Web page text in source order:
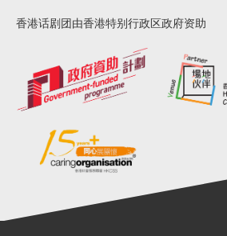
香港话剧团由香港特别行政区政府资助